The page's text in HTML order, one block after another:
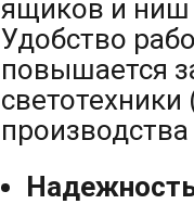
ящиков и ниш
Удобство
повышается